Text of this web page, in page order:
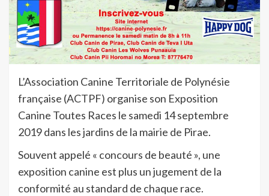
L’Association Canine Territoriale de Polynésie
française (ACTPF) organise son Exposition
Canine Toutes Races le samedi 14 septembre
2019 dans les jardins de la mairie de Pirae.
Souvent appelé « concours de beauté », une
exposition canine est plus un jugement de la
conformité au standard de chaque race.